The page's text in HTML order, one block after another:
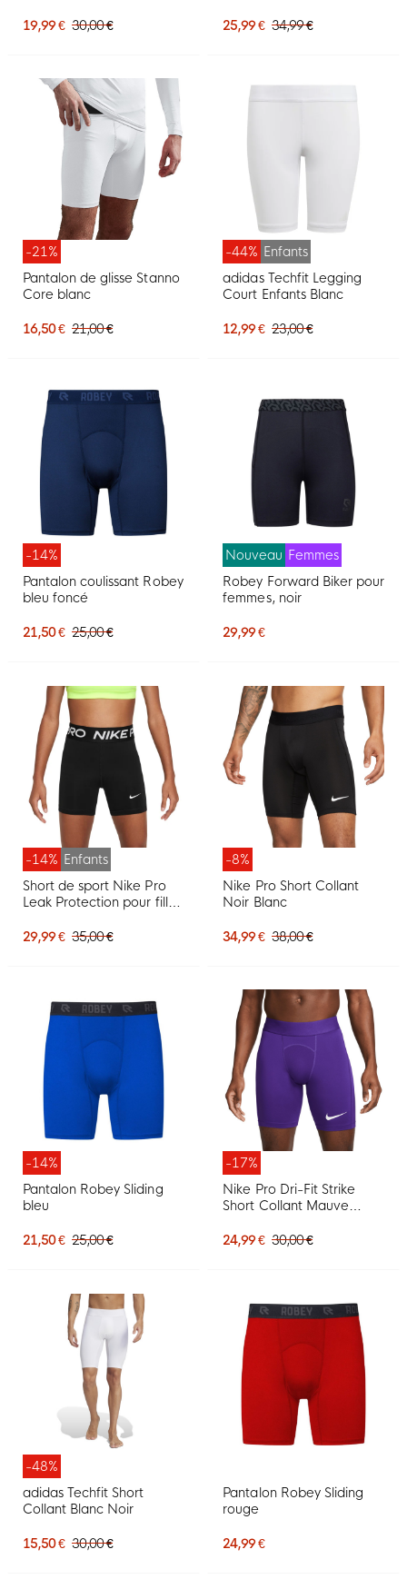
19,99 € 30,00 €
25,99 € 34,99 €
-21%
Pantalon de glisse Stanno
Core blanc
16,50 € 21,00 €
-44% Enfants
adidas Techfit Legging
Court Enfants Blanc
12,99 € 23,00 €
-14%
Pantalon coulissant Robey
bleu foncé
21,50 € 25,00 €
Nouveau Femmes
Robey Forward Biker pour
femmes, noir
29,99 €
-14% Enfants
Short de sport Nike Pro
Leak Protection pour fille,
29,99 € 35,00 €
-8%
Nike Pro Short Collant
Noir Blanc
34,99 € 38,00 €
-14%
Pantalon Robey Sliding
bleu
21,50 € 25,00 €
-17%
Nike Pro Dri-Fit Strike
Short Collant Mauve
24,99 € 30,00 €
-48%
adidas Techfit Short
Collant Blanc Noir
15,50 € 30,00 €
Pantalon Robey Sliding
rouge
24,99 €